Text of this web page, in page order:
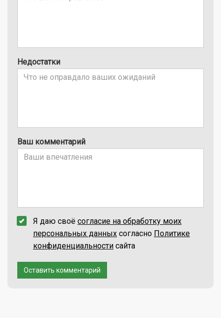
Недостатки
Ваш комментарий
Я даю своё согласие на обработку моих
персональных данных согласно Политике
конфиденциальности сайта
Оставить комментарий